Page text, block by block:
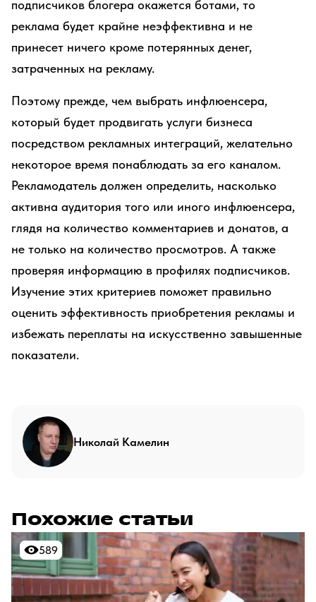
подписчиков блогера окажется ботами, то
реклама будет крайне неэффективна и не
принесет ничего кроме потерянных денег,
затраченных на рекламу.
Поэтому прежде, чем выбрать инфлюенсера,
который будет продвигать услуги бизнеса
посредством рекламных интеграций, желательно
некоторое время понаблюдать за его каналом.
Рекламодатель должен определить, насколько
активна аудитория того или иного инфлюенсера,
глядя на количество комментариев и донатов, а
не только на количество просмотров. А также
проверяя информацию в профилях подписчиков.
Изучение этих критериев поможет правильно
оценить эффективность приобретения рекламы и
избежать переплаты на искусственно завышенные
показатели.
Николай Камелин
Похожие статьи
589
589